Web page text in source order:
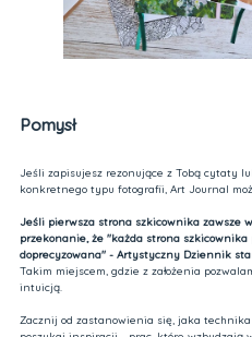
Pomysł
Jeśli zapisujesz rezonujące z Tobą cytaty
konkretnego typu fotografii, Art Journal
Jeśli pierwsza strona szkicownika zawsze
przekonanie, że "każda strona
doprecyzowana" - Artystyczny Dziennik
Takim miejscem, gdzie z założenia
intuicją.
Zacznij od zastanowienia się, jaka